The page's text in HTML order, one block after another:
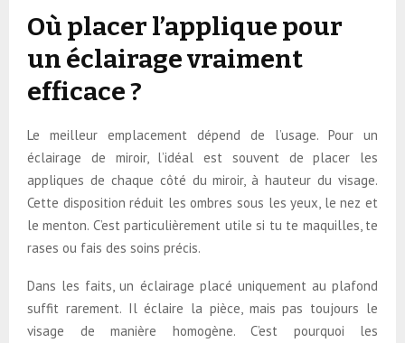
Où placer l’applique pour
un éclairage vraiment
efficace ?
Le meilleur emplacement dépend de l’usage. Pour un
éclairage de miroir, l’idéal est souvent de placer les
appliques de chaque côté du miroir, à hauteur du visage.
Cette disposition réduit les ombres sous les yeux, le nez et
le menton. C’est particulièrement utile si tu te maquilles, te
rases ou fais des soins précis.
Dans les faits, un éclairage placé uniquement au plafond
suffit rarement. Il éclaire la pièce, mais pas toujours le
visage de manière homogène. C’est pourquoi les